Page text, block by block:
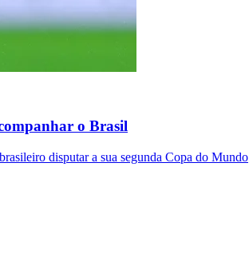
o Brasil
disputar a sua segunda Copa do Mundo